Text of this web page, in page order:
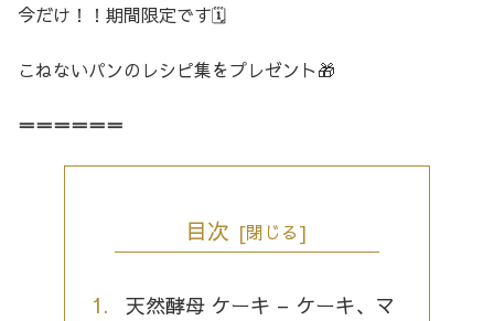
今だけ！！期間限定です🗓️
こねないパンのレシピ集をプレゼント🎁
＝＝＝＝＝＝
目次
天然酵母 ケーキ – ケーキ、マ